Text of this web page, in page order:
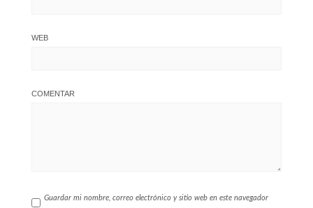
WEB
COMENTAR
Guardar mi nombre, correo electrónico y sitio web en este navegador